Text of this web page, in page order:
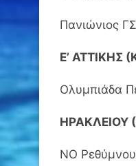
Πανιώνιος
Ε’ ΑΤΤΙΚΗΣ
Ολυμπιάδα
ΗΡΑΚΛΕΙΟΥ
ΝΟ